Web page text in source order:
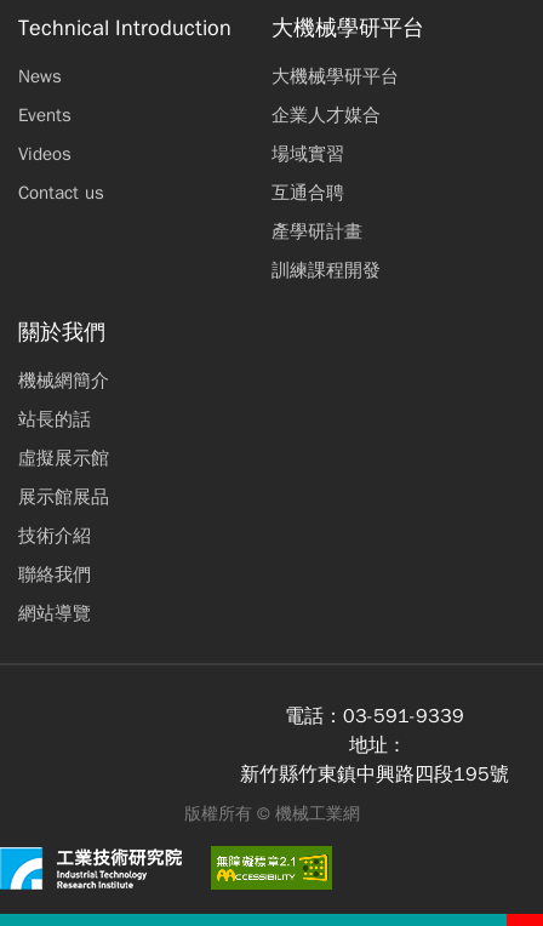
Technical Introduction
News
Events
Videos
Contact us
大機械學研平台
大機械學研平台
企業人才媒合
場域實習
互通合聘
產學研計畫
訓練課程開發
關於我們
機械網簡介
站長的話
虛擬展示館
展示館展品
技術介紹
聯絡我們
網站導覽
電話： 03-591-9339
地址 :
新竹縣竹東鎮中興路四段195號
版權所有 © 機械工業網